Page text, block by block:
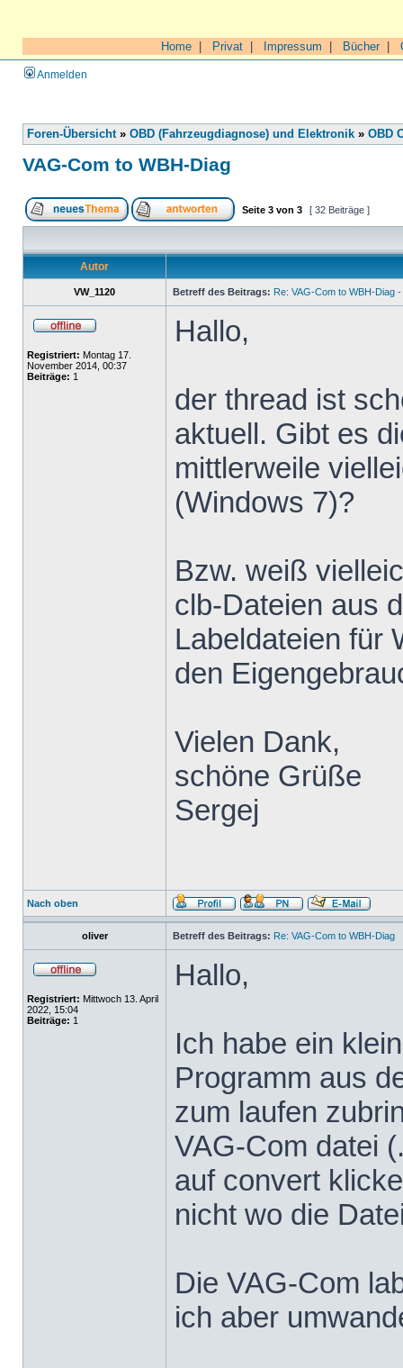
Home Privat Impressum Bücher|
Anmelden
Foren-Übersicht» OBD (Fahrzeugdiagnose) und Elektronik » OBD
VAG-Com to WBH-Diag
Seite 3 von 3 [ 32 Beiträge ]
Autor
VW_1120 Betreff des Beitrags: Re: VAG-Com to WBH-Diag
Registriert: Montag 17.
November 2014, 00:37
Beiträge: 1
Hallo,
der thread ist
aktuell. Gibt es
mittlerweile
(Windows 7)?
Bzw. weiß
clb-Dateien aus
Labeldateien für
den
Vielen Dank,
schöne Grüße
Sergej
Nach oben
oliver Betreff des Beitrags: Re: VAG-Com to WBH-Diag
Registriert: Mittwoch 13. April
2022, 15:04
Beiträge: 1
Hallo,
Ich habe ein
Programm aus
zum laufen
VAG-Com datei
auf convert
nicht wo die
Die VAG-Com
ich aber